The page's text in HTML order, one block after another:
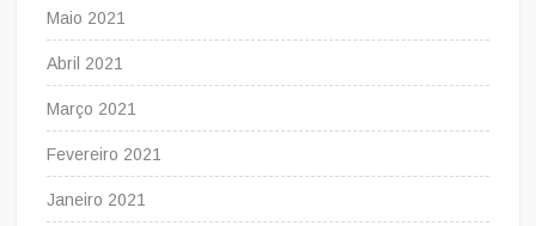
Maio 2021
Abril 2021
Março 2021
Fevereiro 2021
Janeiro 2021